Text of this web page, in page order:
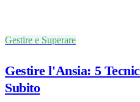
Gestire e Superare
Gestire l'Ansia: 5
Subito